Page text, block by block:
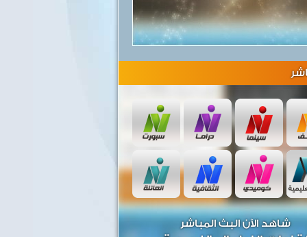
شاهد الآن البث المباشر